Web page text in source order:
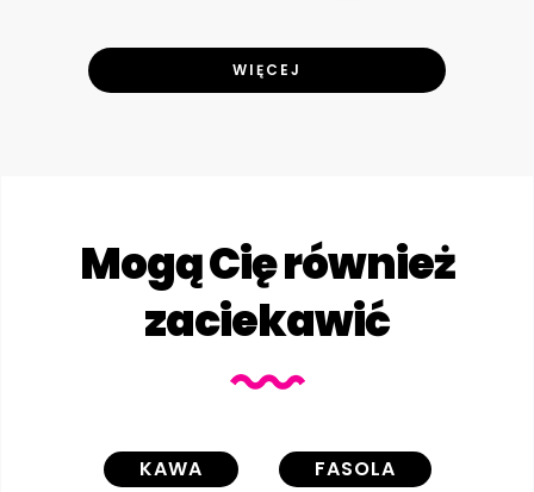
WIĘCEJ
Mogą Cię również
zaciekawić
KAWA FASOLA